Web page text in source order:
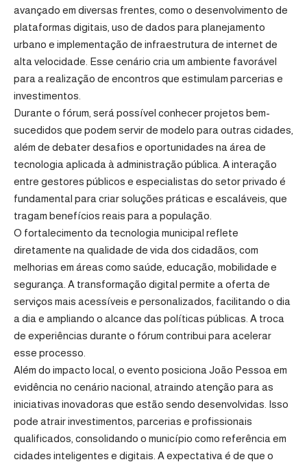
avançado em diversas frentes, como o desenvolvimento de
plataformas digitais, uso de dados para planejamento
urbano e implementação de infraestrutura de internet de
alta velocidade. Esse cenário cria um ambiente favorável
para a realização de encontros que estimulam parcerias e
investimentos.
Durante o fórum, será possível conhecer projetos bem-
sucedidos que podem servir de modelo para outras cidades,
além de debater desafios e oportunidades na área de
tecnologia aplicada à administração pública. A interação
entre gestores públicos e especialistas do setor privado é
fundamental para criar soluções práticas e escaláveis, que
tragam benefícios reais para a população.
O fortalecimento da tecnologia municipal reflete
diretamente na qualidade de vida dos cidadãos, com
melhorias em áreas como saúde, educação, mobilidade e
segurança. A transformação digital permite a oferta de
serviços mais acessíveis e personalizados, facilitando o dia
a dia e ampliando o alcance das políticas públicas. A troca
de experiências durante o fórum contribui para acelerar
esse processo.
Além do impacto local, o evento posiciona João Pessoa em
evidência no cenário nacional, atraindo atenção para as
iniciativas inovadoras que estão sendo desenvolvidas. Isso
pode atrair investimentos, parcerias e profissionais
qualificados, consolidando o município como referência em
cidades inteligentes e digitais. A expectativa é de que o